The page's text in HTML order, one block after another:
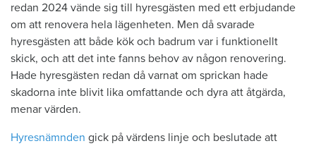
redan 2024 vände sig till hyresgästen med ett erbjudande
om att renovera hela lägenheten. Men då svarade
hyresgästen att både kök och badrum var i funktionellt
skick, och att det inte fanns behov av någon renovering.
Hade hyresgästen redan då varnat om sprickan hade
skadorna inte blivit lika omfattande och dyra att åtgärda,
menar värden.
Hyresnämnden gick på värdens linje och beslutade att